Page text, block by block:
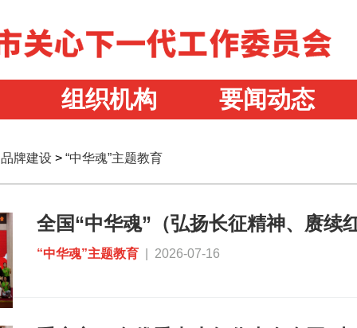
组织机构 要闻动态
品牌建设 > “中华魂”主题教育
“中华魂”主题教育 | 2026-07-16